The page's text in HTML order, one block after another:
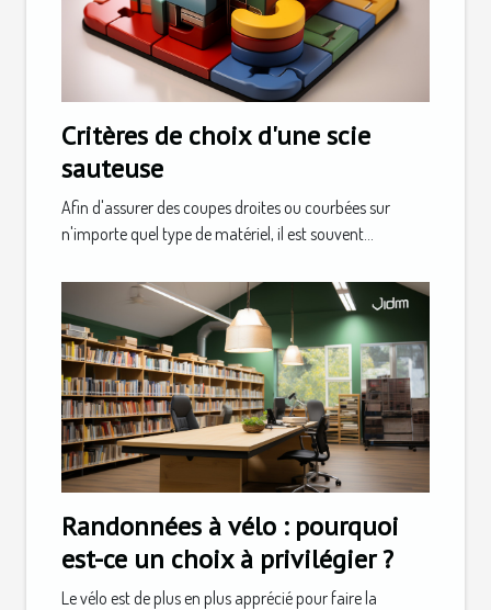
Critères de choix d'une scie
sauteuse
Afin d'assurer des coupes droites ou courbées sur
n'importe quel type de matériel, il est souvent...
Randonnées à vélo : pourquoi
est-ce un choix à privilégier ?
Le vélo est de plus en plus apprécié pour faire la